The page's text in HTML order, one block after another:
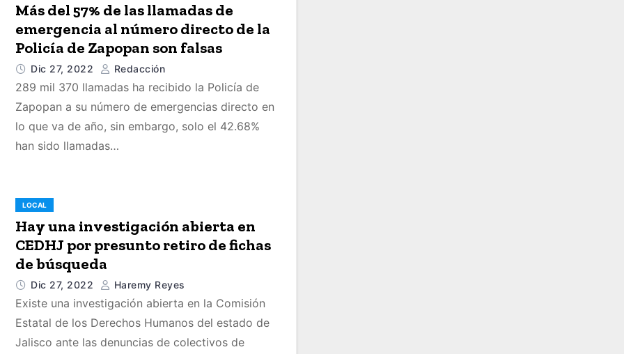
Más del 57% de las llamadas de
emergencia al número directo de la
Policía de Zapopan son falsas
Dic 27, 2022 Redacción
289 mil 370 llamadas ha recibido la Policía de
Zapopan a su número de emergencias directo en
lo que va de año, sin embargo, solo el 42.68%
han sido llamadas…
LOCAL
Hay una investigación abierta en
CEDHJ por presunto retiro de fichas
de búsqueda
Dic 27, 2022 Haremy Reyes
Existe una investigación abierta en la Comisión
Estatal de los Derechos Humanos del estado de
Jalisco ante las denuncias de colectivos de